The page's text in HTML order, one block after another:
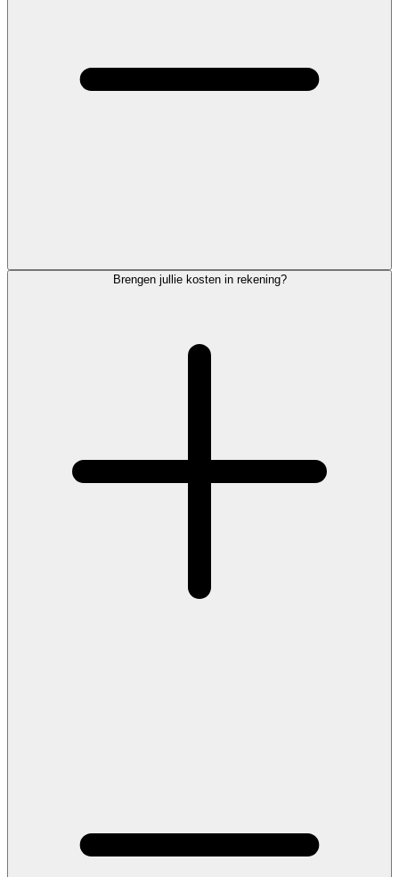
Brengen jullie kosten in rekening?